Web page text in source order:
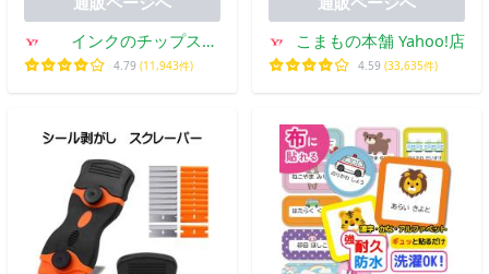
インクのチップス
Yahoo!店
4.79 (11,943件)
こまもの本舗 Yahoo!店
4.59 (33,635件)